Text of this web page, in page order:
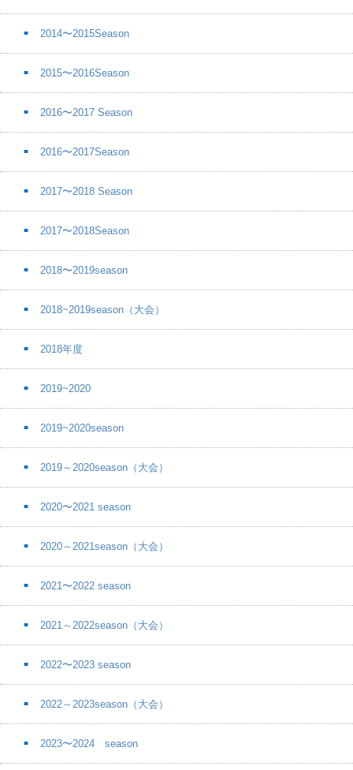
2014〜2015Season
2015〜2016Season
2016〜2017 Season
2016〜2017Season
2017〜2018 Season
2017〜2018Season
2018〜2019season
2018~2019season（大会）
2018年度
2019~2020
2019~2020season
2019～2020season（大会）
2020〜2021 season
2020～2021season（大会）
2021〜2022 season
2021～2022season（大会）
2022〜2023 season
2022～2023season（大会）
2023〜2024 season